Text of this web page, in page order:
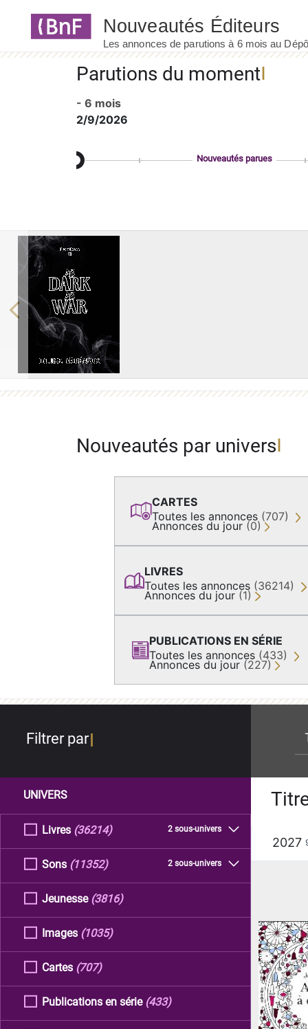
Parutions du moment
- 6 mois
2/9/2026
Nouveautés parues
Previous
Nouveautés par univers
CARTES
Toutes les annonces (707)
Annonces du jour (0)
LIVRES
Toutes les annonces (36214)
Annonces du jour (1)
PUBLICATIONS EN SÉRIE
Toutes les annonces (433)
Annonces du jour (227)
Filtrer par
UNIVERS
Livres 2 sous-univers
(36214)
Sons 2 sous-univers
(11352)
Jeunesse (3816)
Images (1035)
Cartes (707)
Publications en série (433)
2027